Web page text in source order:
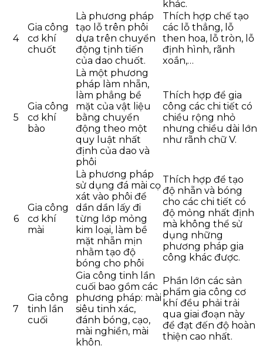
khác.
4
Gia công
cơ khí
chuốt
Là phương pháp
tạo lỗ trên phôi
dựa trên chuyển
động tịnh tiến
của dao chuốt.
Thích hợp chế tạo
các lỗ thẳng, lỗ
then hoa, lỗ tròn, lỗ
định hình, rãnh
xoắn,…
5
Gia công
cơ khí
bào
Là một phương
pháp làm nhẵn,
làm phẳng bề
mặt của vật liệu
bằng chuyển
động theo một
quy luật nhất
định của dao và
phôi
Thích hợp để gia
công các chi tiết có
chiều rộng nhỏ
nhưng chiều dài lớn
như rãnh chữ V.
6
Gia công
cơ khí
mài
Là phương pháp
sử dụng đá mài cọ
xát vào phôi để
dần dần lấy đi
từng lớp mỏng
kim loại, làm bề
mặt nhẵn mịn
nhằm tạo độ
bóng cho phôi
Thích hợp để tạo
độ nhẵn và bóng
cho các chi tiết có
độ mỏng nhất định
mà không thể sử
dụng những
phương pháp gia
công khác được.
7
Gia công
tinh lần
cuối
Gia công tinh lần
cuối bao gồm các
phương pháp: mài
siêu tinh xác,
đánh bóng, cạo,
mài nghiền, mài
khôn.
Phần lớn các sản
phẩm gia công cơ
khí đều phải trải
qua giai đoạn này
để đạt đến độ hoàn
thiện cao nhất.